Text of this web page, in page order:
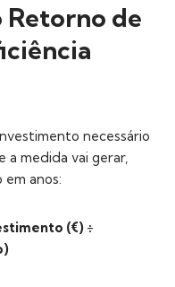
Retorno de
necessário
a medida vai gerar,
anos:
(€) ÷